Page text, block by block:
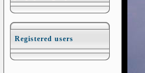
Registered users